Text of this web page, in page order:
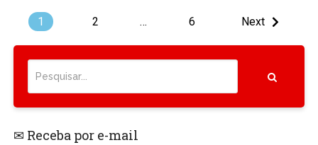
1 2 … 6 Next
✉ Receba por e-mail